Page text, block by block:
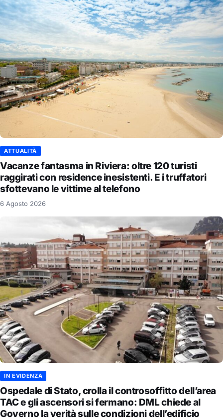
ATTUALITÀ
Vacanze fantasma in Riviera: oltre 120 turisti
raggirati con residence inesistenti. E i truffatori
sfottevano le vittime al telefono
6 Agosto 2026
IN EVIDENZA
Ospedale di Stato, crolla il controsoffitto dell’area
TAC e gli ascensori si fermano: DML chiede al
Governo la verità sulle condizioni dell’edificio